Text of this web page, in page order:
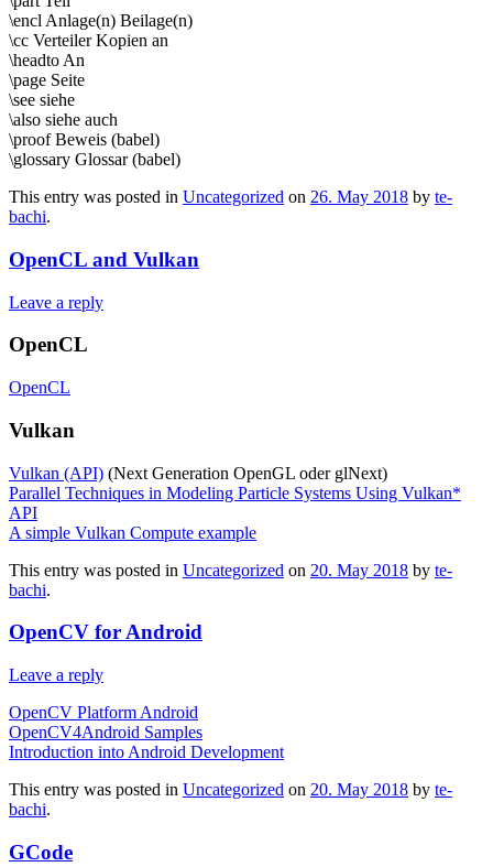
\encl Anlage(n) Beilage(n)
\cc Verteiler Kopien an
\headto An
\page Seite
\see siehe
\also siehe auch
\proof Beweis (babel)
\glossary Glossar (babel)
This entry was posted in Uncategorized on 26. May 2018 by te-
bachi.
OpenCL and Vulkan
Leave a reply
OpenCL
OpenCL
Vulkan
Vulkan (API) (Next Generation OpenGL oder glNext)
Parallel Techniques in Modeling Particle Systems Using Vulkan*
API
A simple Vulkan Compute example
This entry was posted in Uncategorized on 20. May 2018 by te-
bachi.
OpenCV for Android
Leave a reply
OpenCV Platform Android
OpenCV4Android Samples
Introduction into Android Development
This entry was posted in Uncategorized on 20. May 2018 by te-
bachi.
GCode